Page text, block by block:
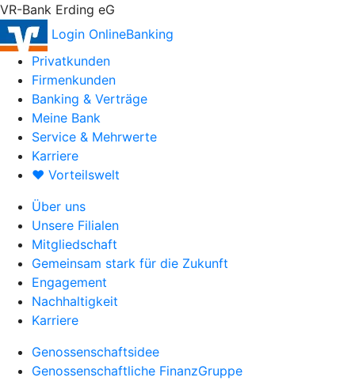
VR-Bank Erding eG
Login OnlineBanking
Privatkunden
Firmenkunden
Banking & Verträge
Meine Bank
Service & Mehrwerte
Karriere
♥ Vorteilswelt
Über uns
Unsere Filialen
Mitgliedschaft
Gemeinsam stark für die Zukunft
Engagement
Nachhaltigkeit
Karriere
Genossenschaftsidee
Genossenschaftliche FinanzGruppe